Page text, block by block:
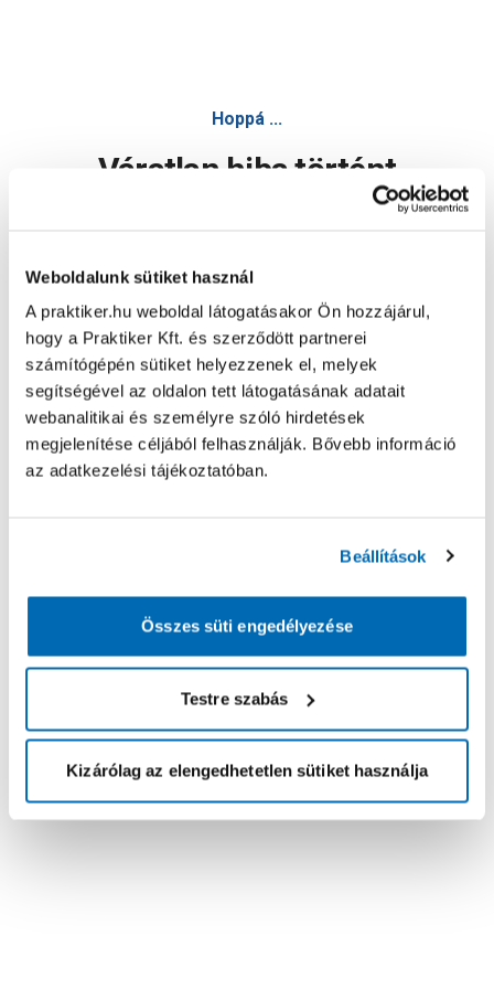
Weboldalunk sütiket használ
A praktiker.hu weboldal látogatásakor Ön hozzájárul,
hogy a Praktiker Kft. és szerződött partnerei
számítógépén sütiket helyezzenek el, melyek
segítségével az oldalon tett látogatásának adatait
webanalitikai és személyre szóló hirdetések
megjelenítése céljából felhasználják. Bővebb információ
az adatkezelési tájékoztatóban.
Beállítások
Összes süti engedélyezése
Testre szabás
Kizárólag az elengedhetetlen sütiket használja
Hoppá ...
Váratlan hiba történt
Oldal újratöltése